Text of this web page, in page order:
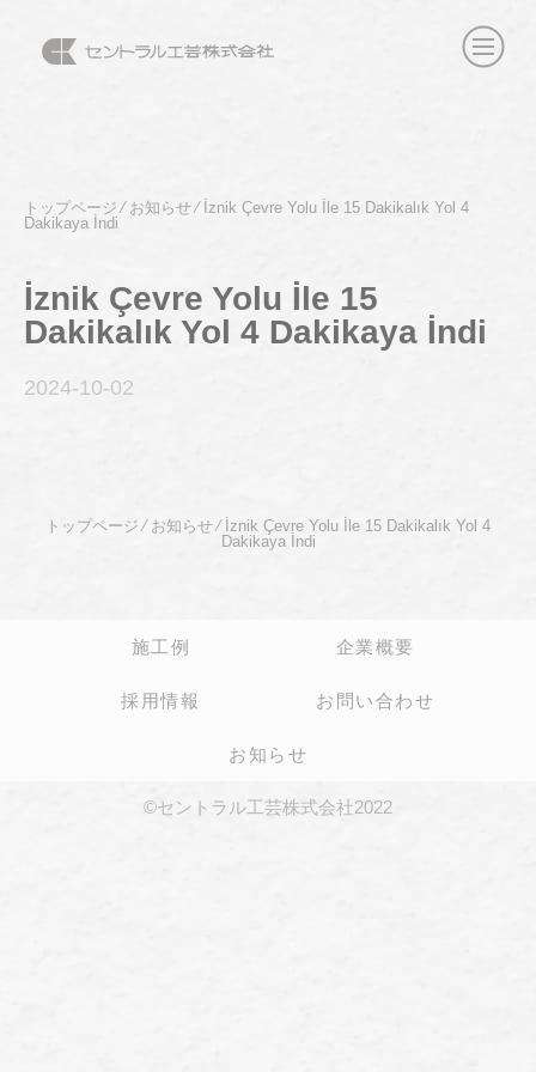
トップページ⁄ お知らせ⁄ İznik Çevre Yolu İle 15 Dakikalık Yol 4
Dakikaya İndi
İznik Çevre Yolu İle 15
Dakikalık Yol 4 Dakikaya İndi
2024-10-02
トップページ ⁄ お知らせ⁄ İznik Çevre Yolu İle 15 Dakikalık Yol 4
Dakikaya İndi
施工例 企業概要
採用情報 お問い合わせ
お知らせ
©セントラル工芸株式会社2022